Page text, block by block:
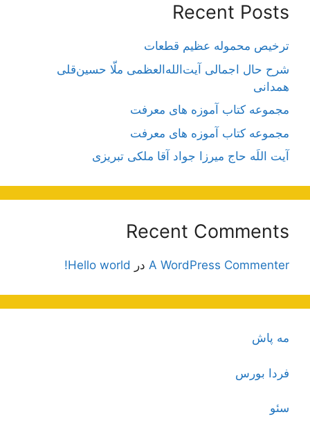
Recent Posts
ترخیص محموله عظیم قطعات
شرح حال اجمالی آیت‌الله‌العظمی ملّا حسین‌قلی
همدانی
مجموعه کتاب آموزه های معرفت
مجموعه کتاب آموزه های معرفت
آیت اللَه حاج میرزا جواد آقا ملکی تبریزی
Recent Comments
A WordPress Commenter در Hello world!
مه پاش
فردا بورس
سئو